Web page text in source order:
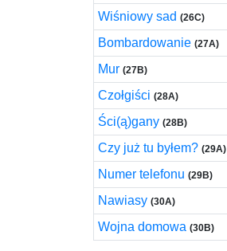
Wiśniowy sad (26C)
Bombardowanie (27A)
Mur (27B)
Czołgiści (28A)
Ści(ą)gany (28B)
Czy już tu byłem? (29A)
Numer telefonu (29B)
Nawiasy (30A)
Wojna domowa (30B)